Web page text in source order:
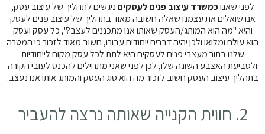
לפני שאנוכמשרד עיצוב פנים לעסקיםניגשים לתהליך של עיצוב עסק,
אנו שואלים את עצמנו שאלה חשובה מאוד בתהליך של עיצוב פנים לעסק
והיא "מה הוא המותג/העסק שאותו אנו מתכננים לעצב?", כל עסק ועסק
הוא עולם ומלואו ולכן יהיה דברים ייחודים עבורו, חשוב מאוד לזכור כי המטרה
שלנו בתור מעצבי פנים לעסקים היא לתת לכל עסק מקום לייחודיות
ולטביעת האצבע השונה שלו, לכן לפני שאני מתחילים להכנס לעובי הקורה
בתהליך עיצוב העסק חשוב לזכור מה הוא סוג העסק והמותג אותו אנו נעצב.
2. חווית הקנייה שאותה נרצה להעביר